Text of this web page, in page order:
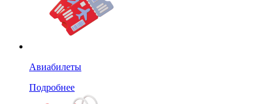
Авиабилеты
Подробнее